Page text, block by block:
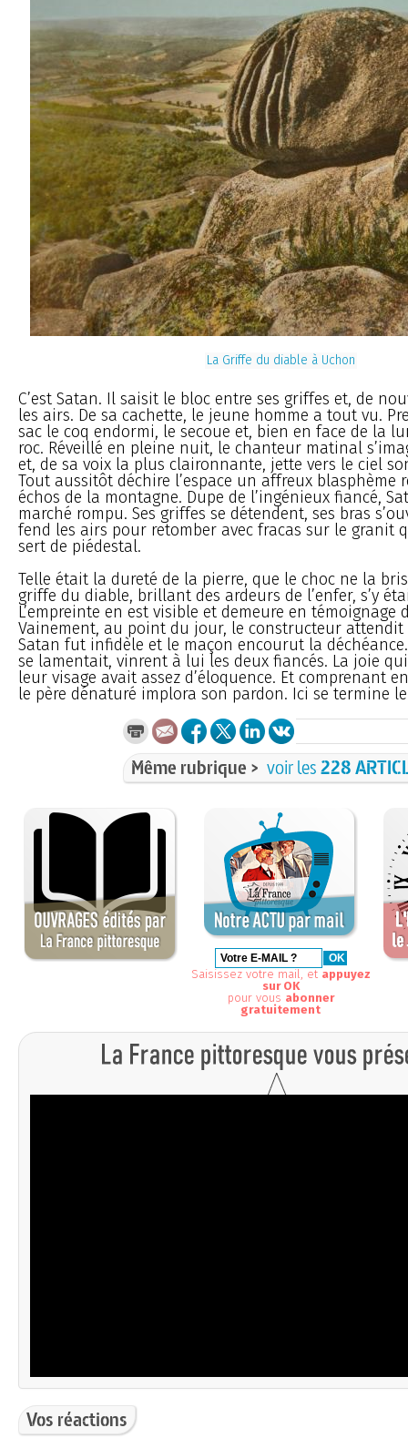
La Griffe du diable à Uchon
C’est Satan. Il saisit le bloc entre ses griffes et, de
les airs. De sa cachette, le jeune homme a tout vu.
sac le coq endormi, le secoue et, bien en face de la
roc. Réveillé en pleine nuit, le chanteur matinal
et, de sa voix la plus claironnante, jette vers le ciel
Tout aussitôt déchire l’espace un affreux blasphème
échos de la montagne. Dupe de l’ingénieux fiancé,
marché rompu. Ses griffes se détendent, ses bras
fend les airs pour retomber avec fracas sur le granit
sert de piédestal.
Telle était la dureté de la pierre, que le choc ne la
griffe du diable, brillant des ardeurs de l’enfer, s’y
L’empreinte en est visible et demeure en témoignage
Vainement, au point du jour, le constructeur attendit
Satan fut infidèle et le maçon encourut la
se lamentait, vinrent à lui les deux fiancés. La joie
leur visage avait assez d’éloquence. Et comprenant
le père dénaturé implora son pardon. Ici se termine
Même rubrique > voir les228
Saisissez votre mail, et appuyez
sur OK
pour vous abonner
gratuitement
Vos réactions